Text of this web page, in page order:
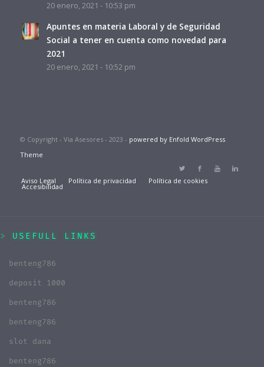
20 enero, 2021 - 10:53 pm
Apuntes en materia Laboral y de Seguridad
Social a tener en cuenta como novedad para
2021
20 enero, 2021 - 10:52 pm
© Copyright - Via Asesores - 2023 - powered by Enfold WordPress
Theme
Aviso Legal Política de privacidad Política de cookies
Accesibilidad
USEFULL LINKS
benteng786
deposit 1000
benteng786
benteng786
slot dana
benteng786